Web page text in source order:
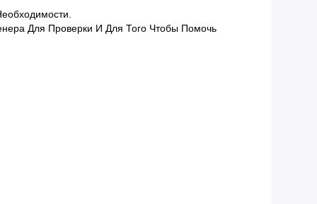
Для Проверки И Для Того Чтобы Помочь